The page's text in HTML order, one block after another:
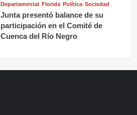
Departamental Florida Política Sociedad
Junta presentó balance de su
participación en el Comité de
Cuenca del Río Negro